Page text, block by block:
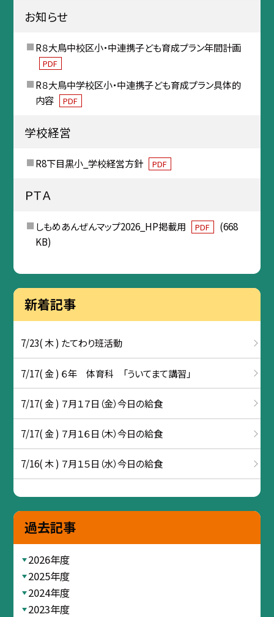
お知らせ
R８大鳥中校区小・中連携子ども育成プラン年間計画
PDF
R８大鳥中学校区小・中連携子ども育成プラン具体的
内容
PDF
学校経営
R8下目黒小_学校経営方針 PDF
ＰＴＡ
しもめあんぜんマップ2026_HP掲載用 PDF
(668
KB)
新着記事
7/23( 木 ) たてわり班活動
7/17( 金 ) ６年 体育科 「ういてまて講習」
7/17( 金 ) ７月１７日（金）今日の給食
7/17( 金 ) ７月１６日（木）今日の給食
7/16( 木 ) ７月１５日（水）今日の給食
過去記事
2026年度
2025年度
2024年度
2023年度